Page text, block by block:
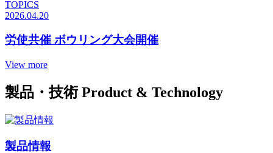
TOPICS
2026.04.20
労使共催 ボウリング大会開催
View more
製品・技術 Product & Technology
製品情報